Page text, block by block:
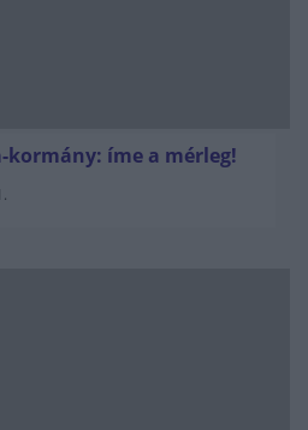
kormány: íme a mérleg!